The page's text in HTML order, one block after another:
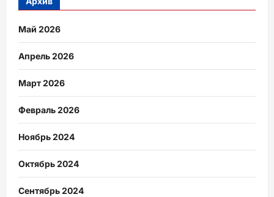
Май 2026
Апрель 2026
Март 2026
Февраль 2026
Ноябрь 2024
Октябрь 2024
Сентябрь 2024